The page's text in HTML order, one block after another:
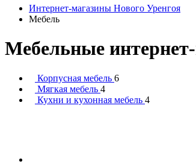
Интернет-магазины Нового Уренгоя
Мебель
Мебельные
Корпусная мебель 6
Мягкая мебель 4
Кухни и кухонная мебель 4